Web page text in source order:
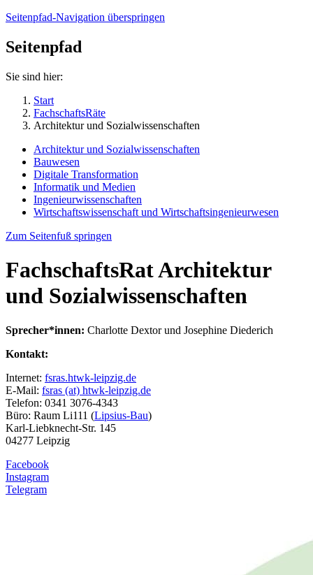
Seitenpfad-Navigation überspringen
Seitenpfad
Sie sind hier:
Start
FachschaftsRäte
Architektur und Sozialwissenschaften
Architektur und Sozialwissenschaften
Bauwesen
Digitale Transformation
Informatik und Medien
Ingenieurwissenschaften
Wirtschaftswissenschaft und Wirtschaftsingenieurwesen
Zum Seitenfuß springen
FachschaftsRat Architektur
und Sozialwissenschaften
Sprecher*innen: Charlotte Dextor und Josephine Diederich
Kontakt:
Internet: fsras.htwk-leipzig.de
E-Mail: fsras (at) htwk-leipzig.de
Telefon: 0341 3076-4343
Büro: Raum Li111 (Lipsius-Bau)
Karl-Liebknecht-Str. 145
04277 Leipzig
Facebook
Instagram
Telegram